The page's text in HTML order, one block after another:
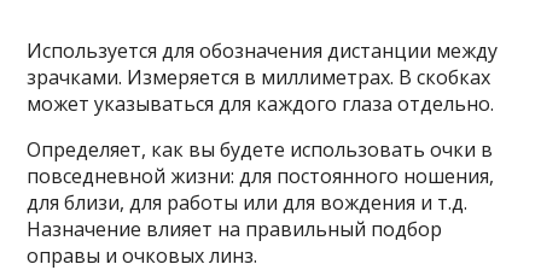
Используется для обозначения дистанции между
зрачками. Измеряется в миллиметрах. В скобках
может указываться для каждого глаза отдельно.
Определяет, как вы будете использовать очки в
повседневной жизни: для постоянного ношения,
для близи, для работы или для вождения и т.д.
Назначение влияет на правильный подбор
оправы и очковых линз.